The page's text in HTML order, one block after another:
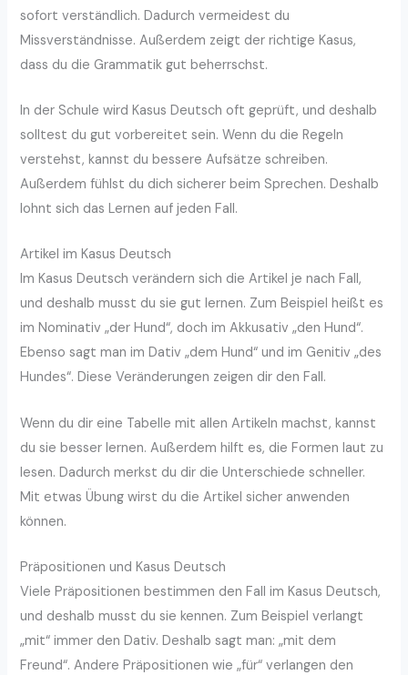
sofort verständlich. Dadurch vermeidest du
Missverständnisse. Außerdem zeigt der richtige Kasus,
dass du die Grammatik gut beherrschst.
In der Schule wird Kasus Deutsch oft geprüft, und deshalb
solltest du gut vorbereitet sein. Wenn du die Regeln
verstehst, kannst du bessere Aufsätze schreiben.
Außerdem fühlst du dich sicherer beim Sprechen. Deshalb
lohnt sich das Lernen auf jeden Fall.
Artikel im Kasus Deutsch
Im Kasus Deutsch verändern sich die Artikel je nach Fall,
und deshalb musst du sie gut lernen. Zum Beispiel heißt es
im Nominativ „der Hund“, doch im Akkusativ „den Hund“.
Ebenso sagt man im Dativ „dem Hund“ und im Genitiv „des
Hundes“. Diese Veränderungen zeigen dir den Fall.
Wenn du dir eine Tabelle mit allen Artikeln machst, kannst
du sie besser lernen. Außerdem hilft es, die Formen laut zu
lesen. Dadurch merkst du dir die Unterschiede schneller.
Mit etwas Übung wirst du die Artikel sicher anwenden
können.
Präpositionen und Kasus Deutsch
Viele Präpositionen bestimmen den Fall im Kasus Deutsch,
und deshalb musst du sie kennen. Zum Beispiel verlangt
„mit“ immer den Dativ. Deshalb sagt man: „mit dem
Freund“. Andere Präpositionen wie „für“ verlangen den